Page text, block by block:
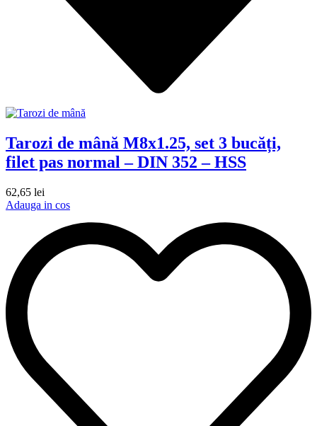
Tarozi de mână M8x1.25, set 3 bucăți,
filet pas normal – DIN 352 – HSS
62,65 lei
Adauga in cos